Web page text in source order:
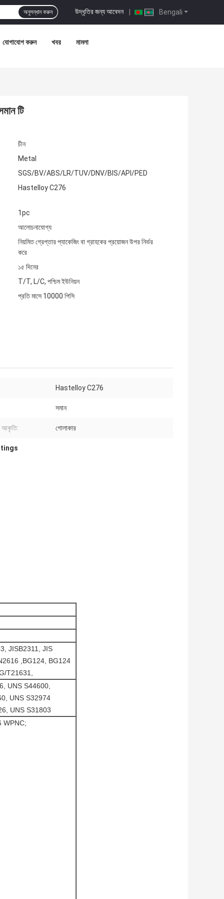
Bengali
উদ্ধৃতির জন্য আবেদন |
অনুসন্ধান করুন
যোগাযোগ করুন খবর মামলা
টি
চীন
Metal
SGS/BV/ABS/LR/TUV/DNV/BIS/API/PED
Hastelloy C276
1pc
আলোচনাযোগ্য
নিয়মিত গ্রেপ্তার প্যাকেজিং বা গ্রাহকের প্রয়োজন উপর নির্ভর
করে
১৫ দিনের
T/T, L/C, পশ্চিম ইউনিয়ন
প্রতি মাসে 10000 পিসি
Hastelloy C276
সমান
আকৃতি: গোলাকার
JISB2311, JIS
,BG124, BG124
T21631,
UNS S44600,
UNS S32974
UNS S31803
WPNC;